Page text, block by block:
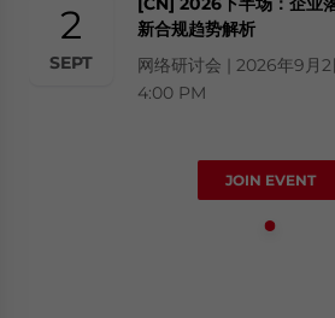
2
SEPT
新合规趋势解析
网络研讨会 | 2026年9月
4:00 PM
JOIN EVENT